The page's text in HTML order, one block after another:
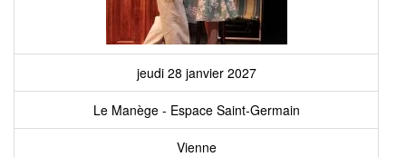
jeudi 28 janvier 2027
Le Manège - Espace Saint-Germain
Vienne